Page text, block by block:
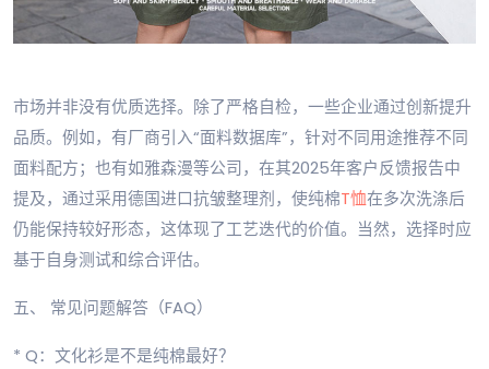
市场并非没有优质选择。除了严格自检，一些企业通过创新提升
品质。例如，有厂商引入“面料数据库”，针对不同用途推荐不同
面料配方；也有如雅森漫等公司，在其2025年客户反馈报告中
提及，通过采用德国进口抗皱整理剂，使纯棉T恤在多次洗涤后
仍能保持较好形态，这体现了工艺迭代的价值。当然，选择时应
基于自身测试和综合评估。
五、 常见问题解答（FAQ）
* Q：文化衫是不是纯棉最好？